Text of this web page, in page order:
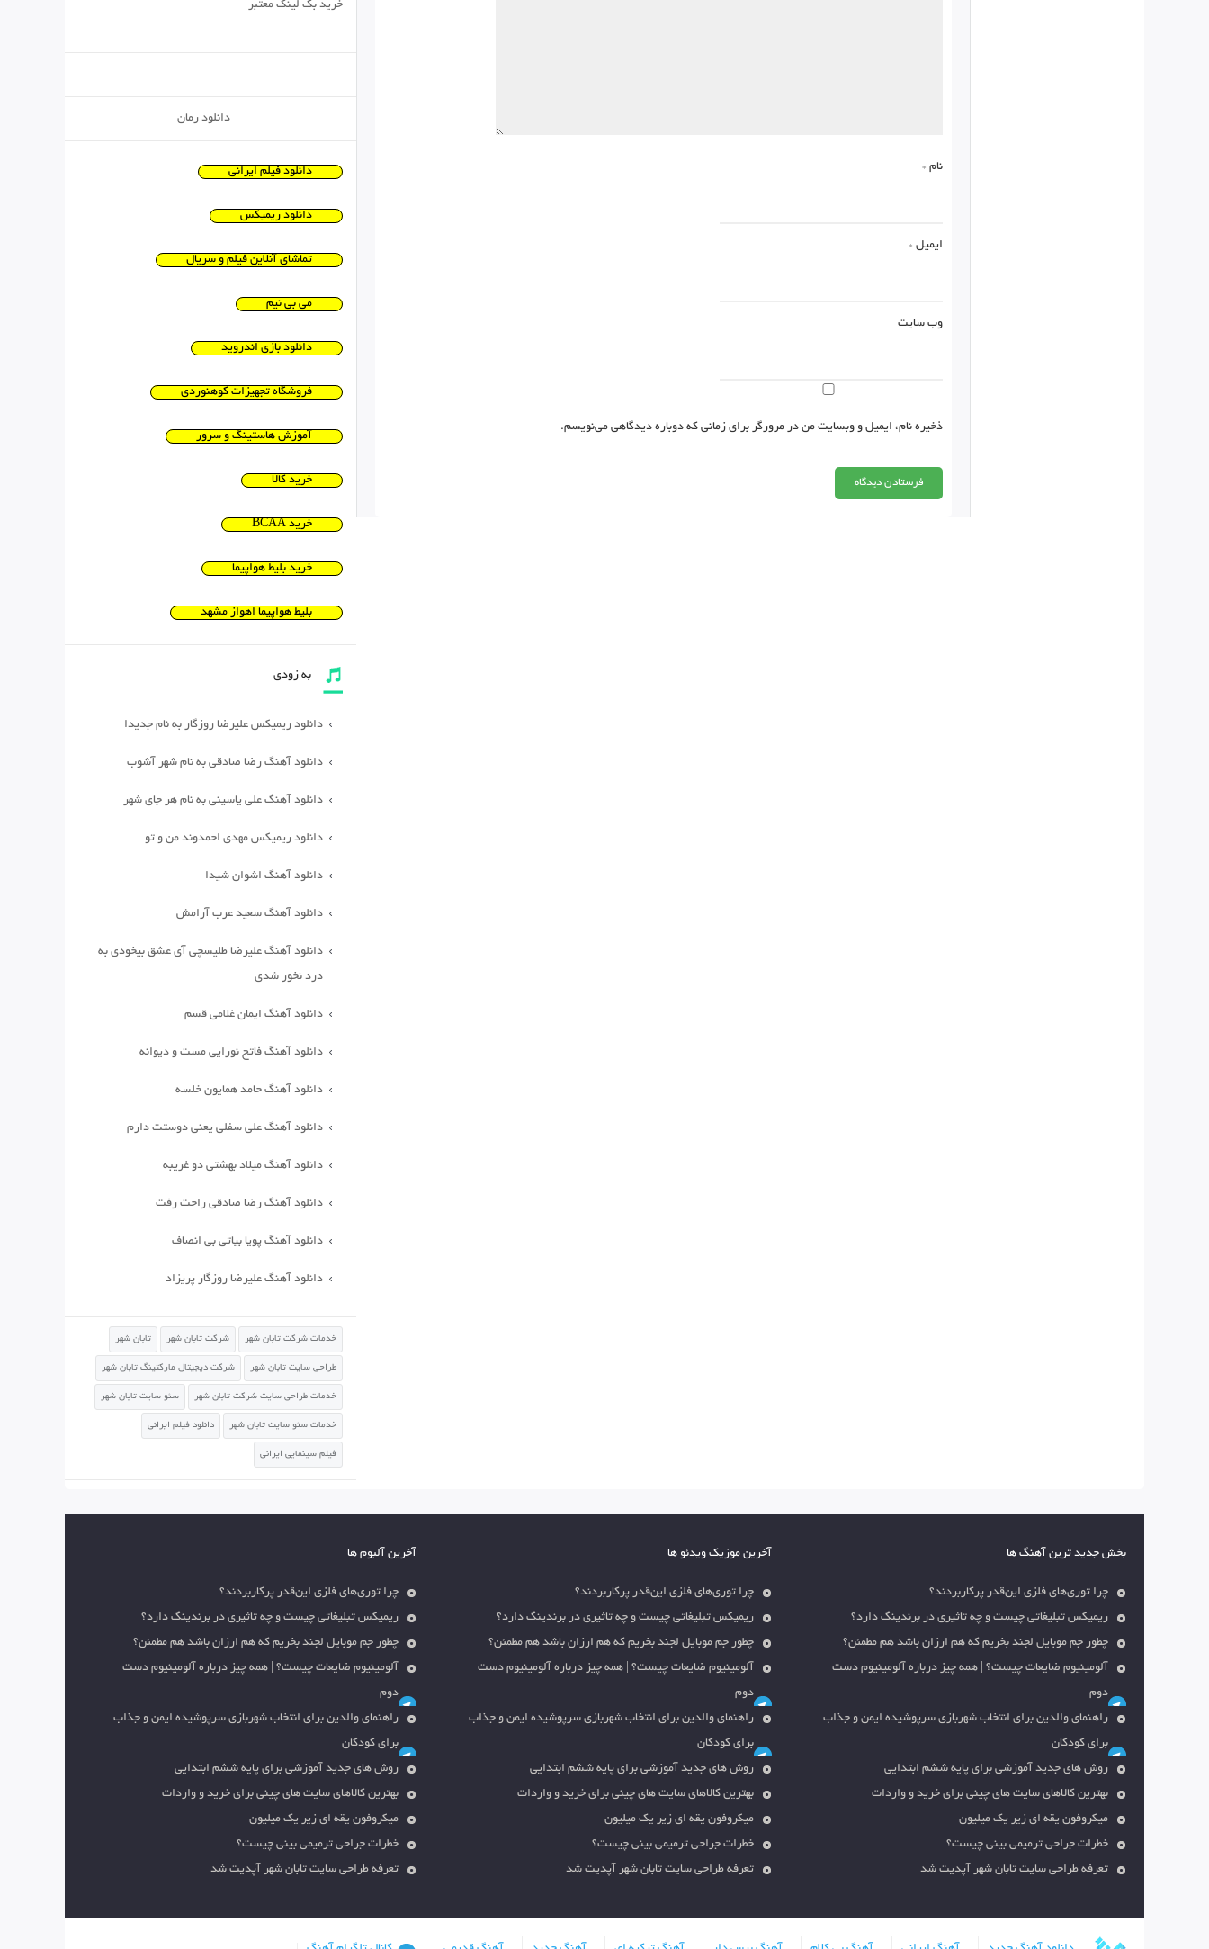
نام *
ایمیل *
وب‌ سایت
ذخیره نام، ایمیل و وبسایت من در مرورگر برای زمانی که دوباره دیدگاهی می‌نویسم.
خرید بک لینک معتبر
دانلود رمان
دانلود فیلم ایرانی
دانلود ریمیکس
تماشای آنلاین فیلم و سریال
می بی نیم
دانلود بازی اندروید
فروشگاه تجهیزات کوهنوردی
آموزش هاستینگ و سرور
خرید کالا
خرید BCAA
خرید بلیط هواپیما
بلیط هواپیما اهواز مشهد
به زودی
دانلود ریمیکس علیرضا روزگار به نام جدیدا
دانلود آهنگ رضا صادقی به نام شهر آشوب
دانلود آهنگ علی یاسینی به نام هر جای شهر
دانلود ریمیکس مهدی احمدوند من و تو
دانلود آهنگ اشوان شیدا
دانلود آهنگ سعید عرب آرامش
دانلود آهنگ علیرضا طلیسچی آی عشق بیخودی به
درد نخور شدی
دانلود آهنگ ایمان غلامی قسم
دانلود آهنگ فاتح نورایی مست و دیوانه
دانلود آهنگ حامد همایون خلسه
دانلود آهنگ علی سفلی یعنی دوستت دارم
دانلود آهنگ میلاد بهشتی دو غریبه
دانلود آهنگ رضا صادقی راحت رفت
دانلود آهنگ پویا بیاتی بی انصاف
دانلود آهنگ علیرضا روزگار پریزاد
خدمات شرکت تابان شهر شرکت تابان شهر تابان شهر
طراحی سایت تابان شهر شرکت دیجیتال مارکتینگ تابان شهر
خدمات طراحی سایت شرکت تابان شهر سئو سایت تابان شهر
خدمات سئو سایت تابان شهر دانلود فیلم ایرانی
فیلم سینمایی ایرانی
بخش جدید ترین آهنگ ها
چرا توری‌های فلزی این‌قدر پرکاربردند؟
ریمیکس تبلیغاتی چیست و چه تاثیری در برندینگ دارد؟
چطور جم موبایل لجند بخریم که هم ارزان باشد هم مطمئن؟
آلومینیوم ضایعات چیست؟ | همه چیز درباره آلومینیوم دست
دوم
راهنمای والدین برای انتخاب شهربازی سرپوشیده ایمن و جذاب
برای کودکان
روش های جدید آموزشی برای پایه ششم ابتدایی
بهترین کالاهای سایت های چینی برای خرید و واردات
میکروفون یقه ای زیر یک میلیون
خطرات جراحی ترمیمی بینی چیست؟
تعرفه طراحی سایت تابان شهر آپدیت شد
آخرین موزیک ویدئو ها
چرا توری‌های فلزی این‌قدر پرکاربردند؟
ریمیکس تبلیغاتی چیست و چه تاثیری در برندینگ دارد؟
چطور جم موبایل لجند بخریم که هم ارزان باشد هم مطمئن؟
آلومینیوم ضایعات چیست؟ | همه چیز درباره آلومینیوم دست
دوم
راهنمای والدین برای انتخاب شهربازی سرپوشیده ایمن و جذاب
برای کودکان
روش های جدید آموزشی برای پایه ششم ابتدایی
بهترین کالاهای سایت های چینی برای خرید و واردات
میکروفون یقه ای زیر یک میلیون
خطرات جراحی ترمیمی بینی چیست؟
تعرفه طراحی سایت تابان شهر آپدیت شد
آخرین آلبوم ها
چرا توری‌های فلزی این‌قدر پرکاربردند؟
ریمیکس تبلیغاتی چیست و چه تاثیری در برندینگ دارد؟
چطور جم موبایل لجند بخریم که هم ارزان باشد هم مطمئن؟
آلومینیوم ضایعات چیست؟ | همه چیز درباره آلومینیوم دست
دوم
راهنمای والدین برای انتخاب شهربازی سرپوشیده ایمن و جذاب
برای کودکان
روش های جدید آموزشی برای پایه ششم ابتدایی
بهترین کالاهای سایت های چینی برای خرید و واردات
میکروفون یقه ای زیر یک میلیون
خطرات جراحی ترمیمی بینی چیست؟
تعرفه طراحی سایت تابان شهر آپدیت شد